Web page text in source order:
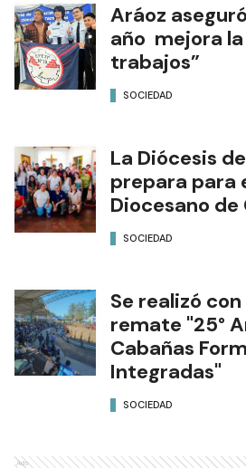
Aráoz
año mejora
trabajos”
SOCIEDAD
La Diócesis
prepara para
Diocesano
SOCIEDAD
Se realizó
remate "25°
Cabañas
Integradas"
SOCIEDAD
Ads